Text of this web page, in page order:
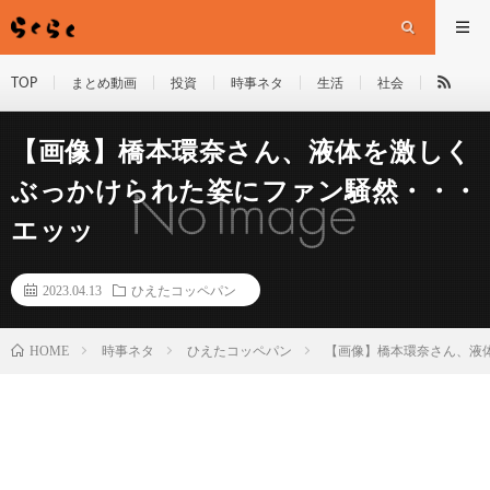
TOP まとめ動画 投資 時事ネタ 生活 社会
【画像】橋本環奈さん、液体を激しく
ぶっかけられた姿にファン騒然・・・
エッッ
2023.04.13 ひえたコッペパン
HOME 時事ネタ ひえたコッペパン 【画像】橋本環奈さん、